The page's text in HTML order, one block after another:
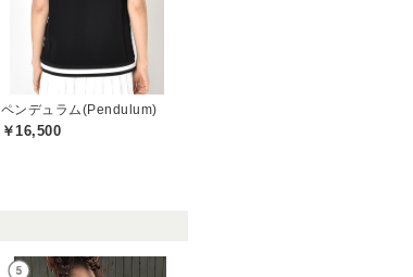
ペンデュラム(Pendulum)
￥16,500